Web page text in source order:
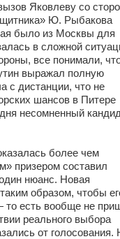
Яковлеву со
Ю. Рыбакова
было из Москвы для
в сложной
все понимали,
выражал полную
с дистанции, что не
шансов в Питере
несомненный
более чем
призером составил
нюанс. Новая
образом, чтобы
то есть вообще не
реального выбора
от голосования.